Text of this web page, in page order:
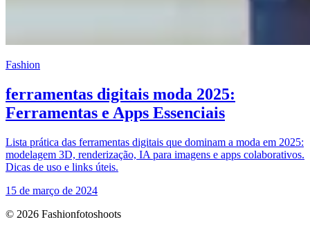
Fashion
ferramentas digitais moda 2025:
Ferramentas e Apps Essenciais
Lista prática das ferramentas digitais que dominam a moda em 2025:
modelagem 3D, renderização, IA para imagens e apps colaborativos.
Dicas de uso e links úteis.
15 de março de 2024
© 2026 Fashionfotoshoots